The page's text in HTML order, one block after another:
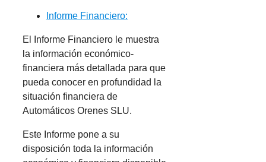
Informe Financiero:
El Informe Financiero le muestra
la información económico-
financiera más detallada para que
pueda conocer en profundidad la
situación financiera de
Automáticos Orenes SLU.
Este Informe pone a su
disposición toda la información